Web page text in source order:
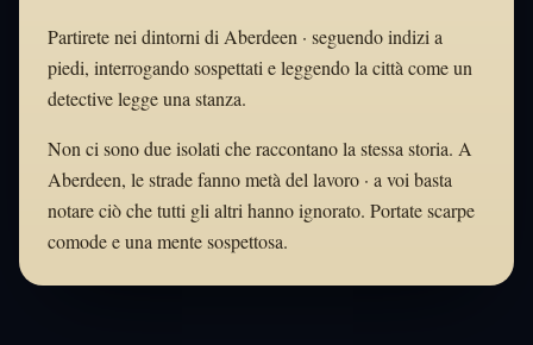
Partirete nei dintorni di Aberdeen · seguendo indizi a
piedi, interrogando sospettati e leggendo la città come un
detective legge una stanza.
Non ci sono due isolati che raccontano la stessa storia. A
Aberdeen, le strade fanno metà del lavoro · a voi basta
notare ciò che tutti gli altri hanno ignorato. Portate scarpe
comode e una mente sospettosa.